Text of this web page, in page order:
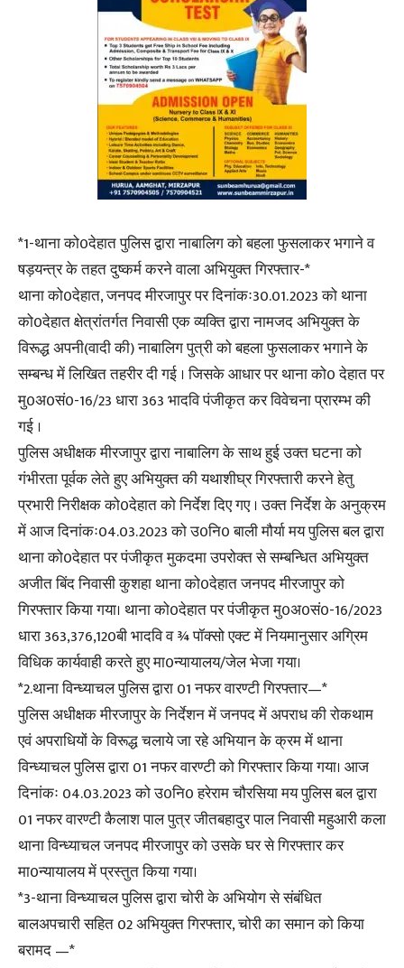
*1-थाना को0देहात पुलिस द्वारा नाबालिग को बहला फुसलाकर भगाने व
षड़यन्त्र के तहत दुष्कर्म करने वाला अभियुक्त गिरफ्तार-*
थाना को0देहात, जनपद मीरजापुर पर दिनांकः30.01.2023 को थाना
को0देहात क्षेत्रांतर्गत निवासी एक व्यक्ति द्वारा नामजद अभियुक्त के
विरूद्ध अपनी(वादी की) नाबालिग पुत्री को बहला फुसलाकर भगाने के
सम्बन्ध में लिखित तहरीर दी गई । जिसके आधार पर थाना को0 देहात पर
मु0अ0सं0-16/23 धारा 363 भादवि पंजीकृत कर विवेचना प्रारम्भ की
गई ।
पुलिस अधीक्षक मीरजापुर द्वारा नाबालिग के साथ हुई उक्त घटना को
गंभीरता पूर्वक लेते हुए अभियुक्त की यथाशीघ्र गिरफ्तारी करने हेतु
प्रभारी निरीक्षक को0देहात को निर्देश दिए गए । उक्त निर्देश के अनुक्रम
में आज दिनांकः04.03.2023 को उ0नि0 बाली मौर्या मय पुलिस बल द्वारा
थाना को0देहात पर पंजीकृत मुकदमा उपरोक्त से सम्बन्धित अभियुक्त
अजीत बिंद निवासी कुशहा थाना को0देहात जनपद मीरजापुर को
गिरफ्तार किया गया। थाना को0देहात पर पंजीकृत मु0अ0सं0-16/2023
धारा 363,376,120बी भादवि व ¾ पॉक्सो एक्ट में नियमानुसार अग्रिम
विधिक कार्यवाही करते हुए मा0न्यायालय/जेल भेजा गया।
*2.थाना विन्ध्याचल पुलिस द्वारा 01 नफर वारण्टी गिरफ्तार—*
पुलिस अधीक्षक मीरजापुर के निर्देशन में जनपद में अपराध की रोकथाम
एवं अपराधियों के विरूद्ध चलाये जा रहे अभियान के क्रम में थाना
विन्ध्याचल पुलिस द्वारा 01 नफर वारण्टी को गिरफ्तार किया गया। आज
दिनांकः 04.03.2023 को उ0नि0 हरेराम चौरसिया मय पुलिस बल द्वारा
01 नफर वारण्टी कैलाश पाल पुत्र जीतबहादुर पाल निवासी महुआरी कला
थाना विन्ध्याचल जनपद मीरजापुर को उसके घर से गिरफ्तार कर
मा0न्यायालय में प्रस्तुत किया गया।
*3-थाना विन्ध्याचल पुलिस द्वारा चोरी के अभियोग से संबंधित
बालअपचारी सहित 02 अभियुक्त गिरफ्तार, चोरी का समान को किया
बरामद —*